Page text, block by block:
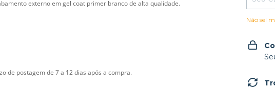
externo em gel coat primer branco de alta qualidade.
de postagem de 7 a 12 dias após a compra.
Não sei